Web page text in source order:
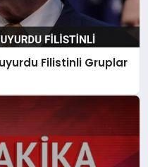
Filistinli Gruplar